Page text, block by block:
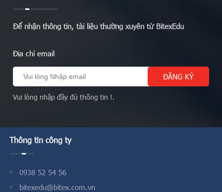
Để nhận thông tin, tài liệu thường xuyên từ BitexEdu
Địa chỉ email
Vui lòng nhập đầy đủ thông tin !.
Thông tin công ty
0938 52 54 56
bitexedu@bitex.com.vn